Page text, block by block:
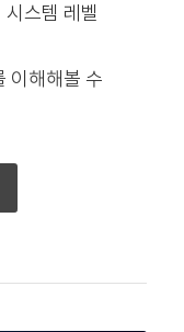
스템 레벨
이해해볼 수